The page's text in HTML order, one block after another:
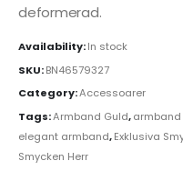
deformerad.
Availability:In stock
SKU:BN46579327
Category:Accessoarer
Tags:Armband Guld,
elegant armband,Exklusiva
Smycken Herr